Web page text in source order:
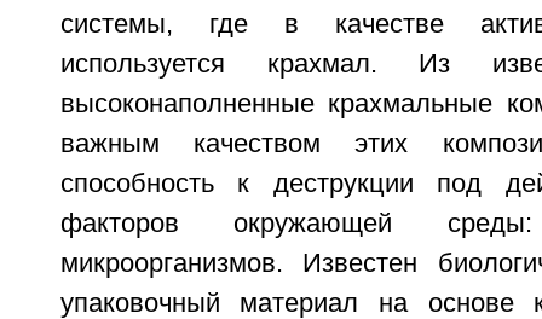
системы, где в качестве
используется крахмал. Из
высоконаполненные крахмальные
важным качеством этих
способность к деструкции под
факторов окружающей
микроорганизмов. Известен
упаковочный материал на основе